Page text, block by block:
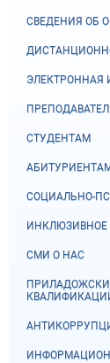
СВЕДЕНИЯ ОБ
ЭЛЕКТРОННАЯ
СТУДЕНТАМ
СОЦИАЛЬНО-
ИНКЛЮЗИВНОЕ
СМИ О НАС